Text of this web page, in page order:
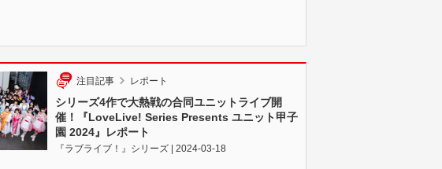
注目記事 レポート
シリーズ4作で大熱戦の合同ユニットライブ開
催！『LoveLive! Series Presents ユニット甲子
園 2024』レポート
『ラブライブ！』シリーズ | 2024-03-18